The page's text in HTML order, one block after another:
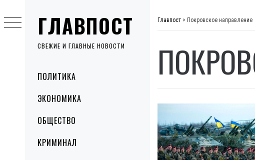
ГЛАВПОСТ
СВЕЖИЕ И ГЛАВНЫЕ НОВОСТИ
MenuПОЛИТИКА
ЭКОНОМИКА
ОБЩЕСТВО
КРИМИНАЛ
to
content
Главпост > Покровское направление